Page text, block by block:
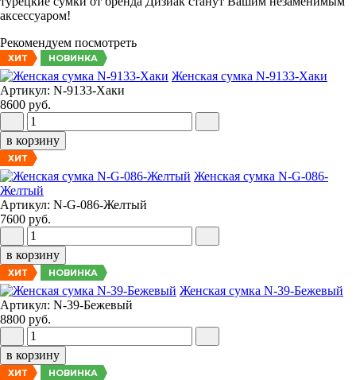
аксессуаром!
Рекомендуем посмотреть
ХИТ НОВИНКА
Женская сумка N-9133-Хаки
Артикул: N-9133-Хаки
8600 руб.
в корзину
ХИТ
Женская сумка N-G-086-
Желтый
Артикул: N-G-086-Желтый
7600 руб.
в корзину
ХИТ НОВИНКА
Женская сумка N-39-Бежевый
Артикул: N-39-Бежевый
8800 руб.
в корзину
ХИТ НОВИНКА